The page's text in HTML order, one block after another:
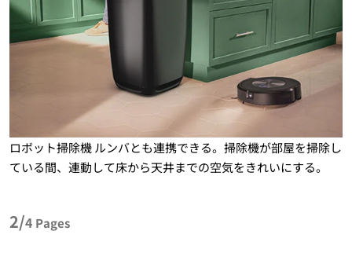
ロボット掃除機 ルンバとも連携できる。掃除機が部屋を掃除し
ている間、連動して床から天井までの空気をきれいにする。
2/4 Pages